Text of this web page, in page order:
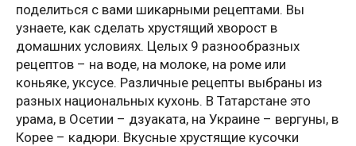
поделиться с вами шикарными рецептами. Вы
узнаете, как сделать хрустящий хворост в
домашних условиях. Целых 9 разнообразных
рецептов – на воде, на молоке, на роме или
коньяке, уксусе. Различные рецепты выбраны из
разных национальных кухонь. В Татарстане это
урама, в Осетии – дзуаката, на Украине – вергуны, в
Корее – кадюри. Вкусные хрустящие кусочки